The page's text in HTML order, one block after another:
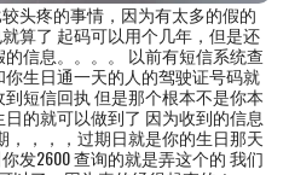
头疼的事情，因为有太多的假的
算了 起码可以用个几年，但是还
信息。。。。 以前有短信系统查
生日通一天的人的驾驶证号码就
短信回执 但是那个根本不是你本
的就可以做到了 因为收到的信息
，，，，过期日就是你的生日那天
发2600 查询的就是弄这个的 我们